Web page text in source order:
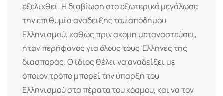
εξελιχθεί. Η διαβίωση στο εξωτερικό μεγάλωσε
την επιθυμία ανάδειξης του απόδημου
Ελληνισμού, καθώς πριν ακόμη μεταναστεύσει,
ήταν περήφανος για όλους τους Έλληνες της
διασποράς. Ο ίδιος θέλει να αναδείξει με
όποιον τρόπο μπορεί την ύπαρξη του
Ελληνισμού στα πέρατα του κόσμου, και να τον